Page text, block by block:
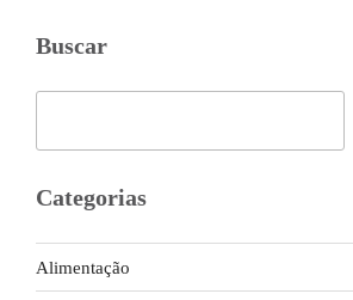
Buscar
Categorias
Alimentação